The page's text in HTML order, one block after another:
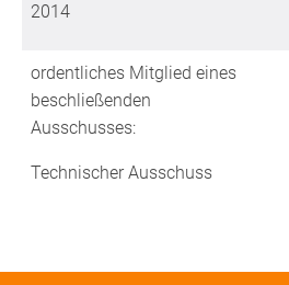
2014
ordentliches Mitglied eines
beschließenden
Ausschusses:
Technischer Ausschuss